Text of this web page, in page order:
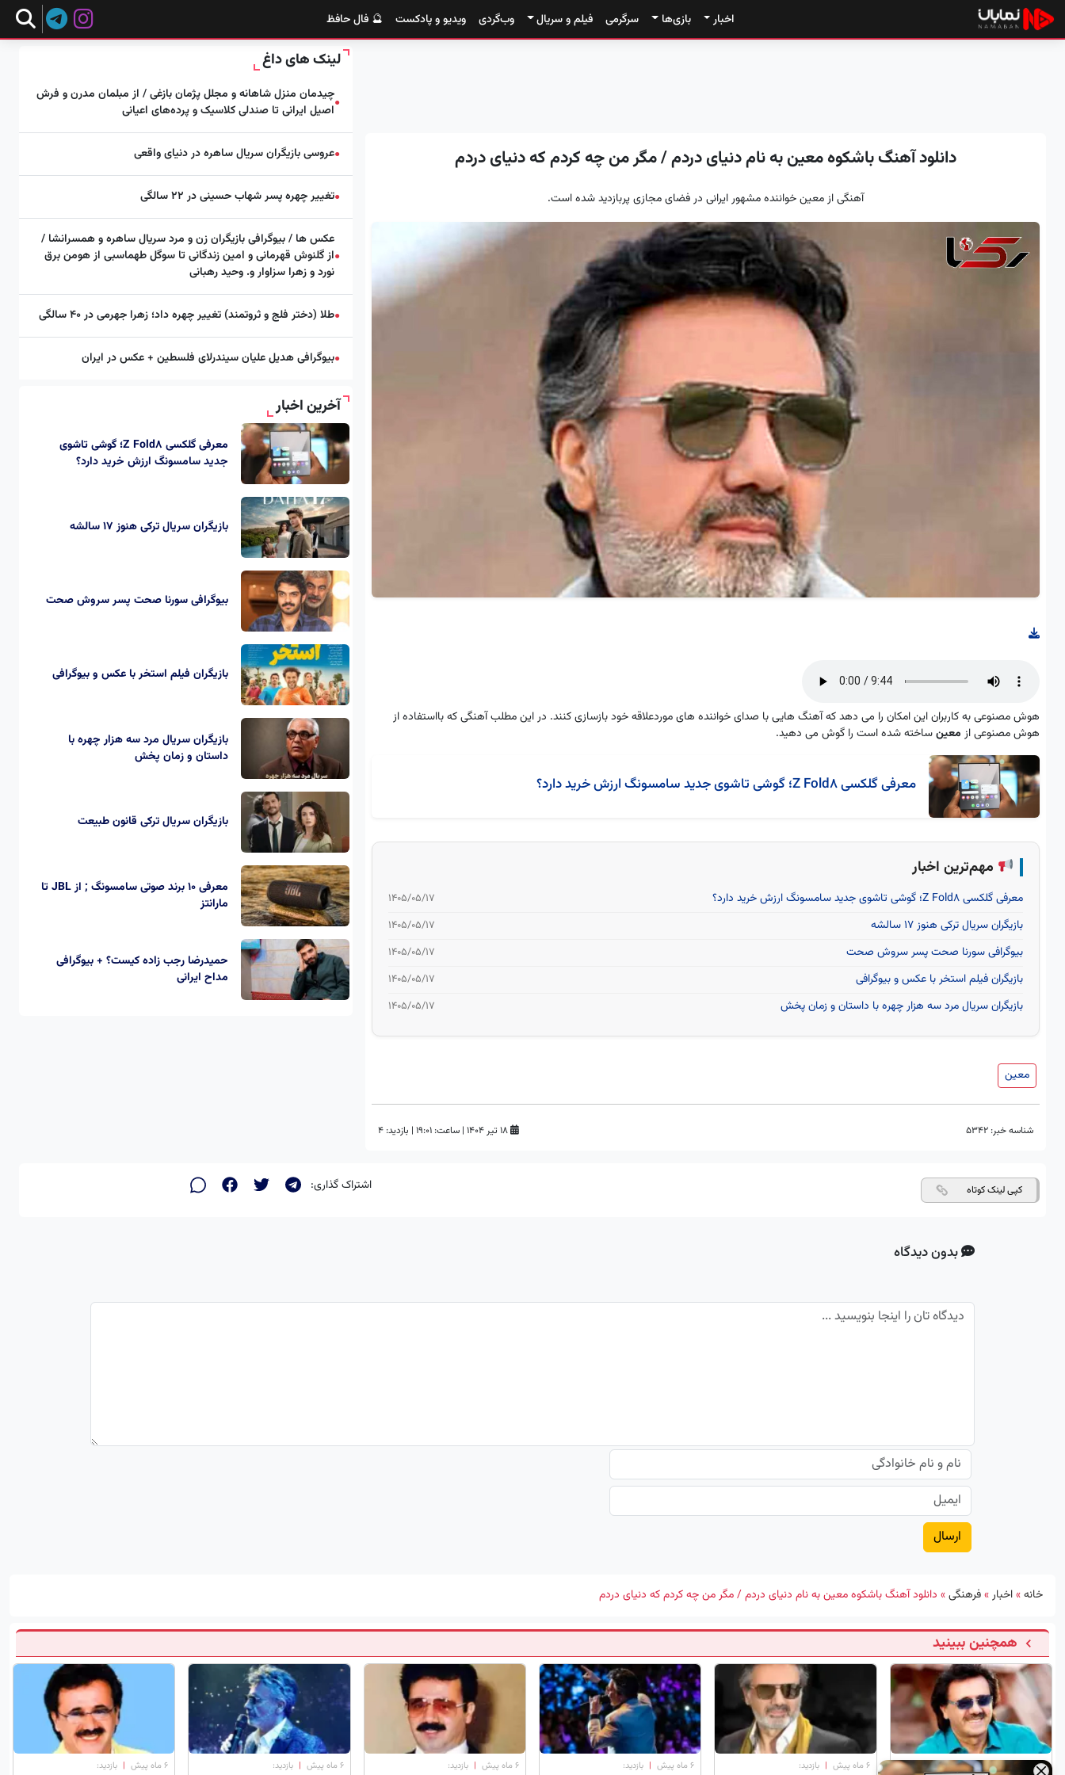
اخبار بازی‌ها سرگرمی فیلم و سریال وب‌گردی ویدیو و پادکست 🔮 فال حافظ
دانلود آهنگ باشکوه معین به نام دنیای دردم / مگر من چه کردم که دنیای دردم
آهنگی از معین خواننده مشهور ایرانی در فضای مجازی پربازدید شده است.
هوش مصنوعی به کاربران این امکان را می دهد که آهنگ هایی با صدای خواننده های موردعلاقه خود بازسازی کنند. در این مطلب آهنگی که بااستفاده از
هوش مصنوعی از معینساخته شده است را گوش می دهید.
معرفی گلکسی Z Fold8؛ گوشی تاشوی جدید سامسونگ ارزش خرید دارد؟
مهم‌ترین اخبار
معرفی گلکسی Z Fold8؛ گوشی تاشوی جدید سامسونگ ارزش خرید دارد؟ ۱۴۰۵/۰۵/۱۷
بازیگران سریال ترکی هنوز ۱۷ سالشه ۱۴۰۵/۰۵/۱۷
بیوگرافی سورنا صحت پسر سروش صحت ۱۴۰۵/۰۵/۱۷
بازیگران فیلم استخر با عکس و بیوگرافی ۱۴۰۵/۰۵/۱۷
بازیگران سریال مرد سه هزار چهره با داستان و زمان پخش ۱۴۰۵/۰۵/۱۷
معین
شناسه خبر: ۱۸ تیر ۱۴۰۴ | ساعت: ۱۹:۰۱ | بازدید: 4
لینک های داغ
●چیدمان منزل شاهانه و مجلل پژمان بازغی / از مبلمان مدرن و فرش
اصیل ایرانی تا صندلی کلاسیک و پرده‌های اعیانی
●عروسی بازیگران سریال ساهره در دنیای واقعی
●تغییر چهره پسر شهاب حسینی در ۲۲ سالگی
●
عکس ها / بیوگرافی بازیگران زن و مرد سریال ساهره و همسرانشا /
از گلنوش قهرمانی و امین زندگانی تا سوگل طهماسبی از هومن برق
نورد و زهرا سزاوار و. وحید رهبانی
●طلا (دختر فلج و ثروتمند) تغییر چهره داد؛ زهرا جهرمی در ۴۰ سالگی
●بیوگرافی هدیل علیان سیندرلای فلسطین + عکس در ایران
آخرین اخبار
معرفی گلکسی Z Fold8؛ گوشی تاشوی
جدید سامسونگ ارزش خرید دارد؟
بازیگران سریال ترکی هنوز ۱۷ سالشه
بیوگرافی سورنا صحت پسر سروش صحت
بازیگران فیلم استخر با عکس و بیوگرافی
بازیگران سریال مرد سه هزار چهره با
داستان و زمان پخش
بازیگران سریال ترکی قانون طبیعت
معرفی 10 برند صوتی سامسونگ ; از JBL تا
مارانتز
حمیدرضا رجب‌ زاده کیست؟ + بیوگرافی
مداح ایرانی
کپی لینک کوتاه اشتراک گذاری:
بدون دیدگاه
خانه»اخبار»فرهنگی» دانلود آهنگ باشکوه معین به نام دنیای دردم / مگر من چه کردم که دنیای دردم
همچنین ببینید
۶ ماه پیش | بازدید: ۶ ماه پیش | بازدید: ۶ ماه پیش | بازدید: ۶ ماه پیش | بازدید: ۶ ماه پیش | بازدید: ۶ ماه پیش | بازدید: ×